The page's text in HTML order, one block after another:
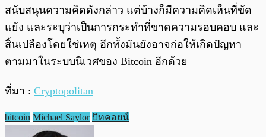
สนับสนุนความคิดดังกล่าว แต่บ้างก็มีความคิดเห็นที่ขัด
แย้ง และระบุว่าเป็นการกระทำที่ขาดความรอบคอบ และ
สิ้นเปลืองโดยใช่เหตุ อีกทั้งมันยังอาจก่อให้เกิดปัญหา
ตามมาในระบบนิเวศของ Bitcoin อีกด้วย
ที่มา : Cryptopolitan
bitcoin Michael Saylor บิทคอยน์